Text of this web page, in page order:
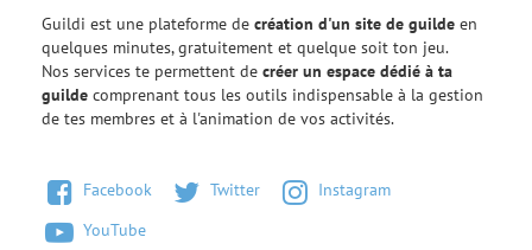
Guildi est une plateforme de création d'un site de guilde en
quelques minutes, gratuitement et quelque soit ton jeu.
Nos services te permettent de créer un espace dédié à ta
guilde comprenant tous les outils indispensable à la gestion
de tes membres et à l'animation de vos activités.
Facebook Twitter
Instagram
YouTube